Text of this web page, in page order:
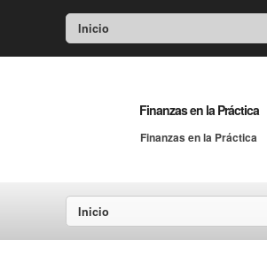
Inicio
Finanzas en la Práctica
Finanzas en la Práctica
Inicio